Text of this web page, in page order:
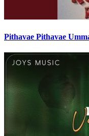
Pithavae Pithavae